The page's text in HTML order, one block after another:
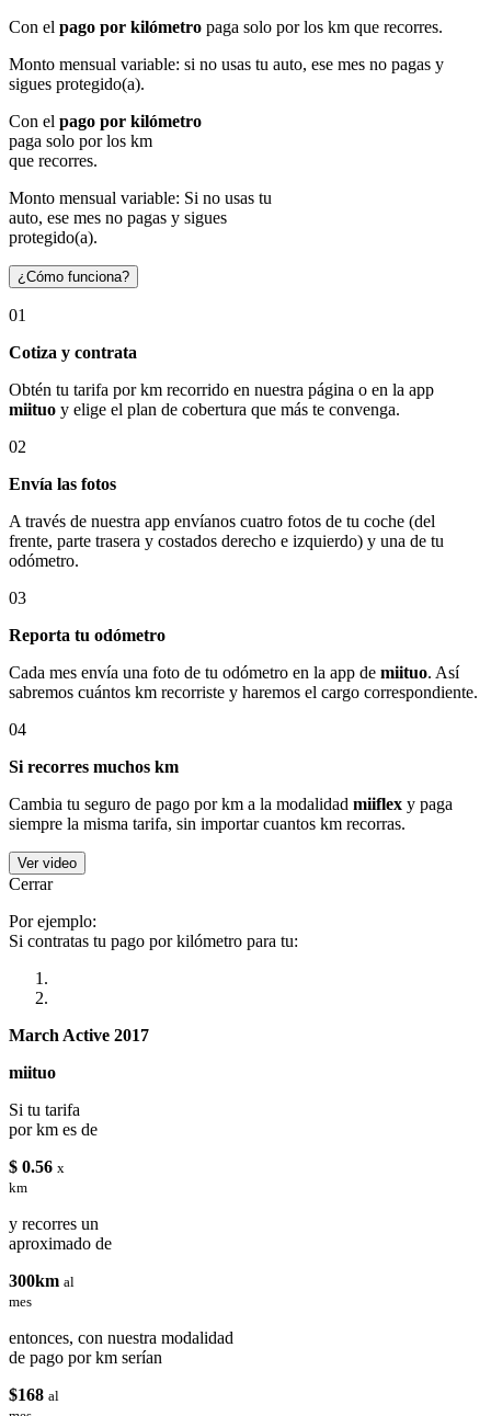
Con el pago por kilómetro paga solo por los km que recorres.
Monto mensual variable: si no usas tu auto, ese mes no pagas y
sigues protegido(a).
Con el pago por kilómetro
paga solo por los km
que recorres.
Monto mensual variable: Si no usas tu
auto, ese mes no pagas y sigues
protegido(a).
¿Cómo funciona?
01
Cotiza y contrata
Obtén tu tarifa por km recorrido en nuestra página o en la app
miituo y elige el plan de cobertura que más te convenga.
02
Envía las fotos
A través de nuestra app envíanos cuatro fotos de tu coche (del
frente, parte trasera y costados derecho e izquierdo) y una de tu
odómetro.
03
Reporta tu odómetro
Cada mes envía una foto de tu odómetro en la app de miituo. Así
sabremos cuántos km recorriste y haremos el cargo correspondiente.
04
Si recorres muchos km
Cambia tu seguro de pago por km a la modalidad miiflex y paga
siempre la misma tarifa, sin importar cuantos km recorras.
Ver video
Cerrar
Por ejemplo:
Si contratas tu pago por kilómetro para tu:
March Active 2017
miituo
Si tu tarifa
por km es de
$ 0.56 x
km
y recorres un
aproximado de
300km al
mes
entonces, con nuestra modalidad
de pago por km serían
$168 al